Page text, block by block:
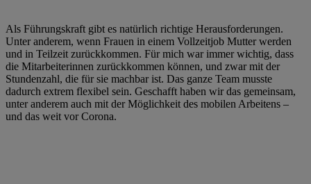
Als Führungskraft gibt es natürlich richtige Herausforderungen.
Unter anderem, wenn Frauen in einem Vollzeitjob Mutter werden
und in Teilzeit zurückkommen. Für mich war immer wichtig, dass
die Mitarbeiterinnen zurückkommen können, und zwar mit der
Stundenzahl, die für sie machbar ist. Das ganze Team musste
dadurch extrem flexibel sein. Geschafft haben wir das gemeinsam,
unter anderem auch mit der Möglichkeit des mobilen Arbeitens –
und das weit vor Corona.